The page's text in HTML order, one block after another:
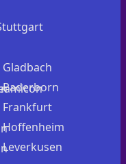
Gladbach
Paderborn
Frankfurt
Hoffenheim
Leverkusen